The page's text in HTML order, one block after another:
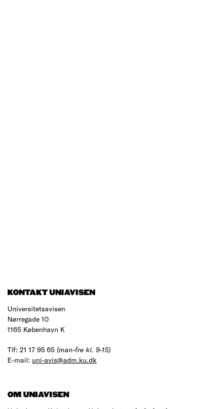
KONTAKT UNIAVISEN
Universitetsavisen
Nørregade 10
1165 København K
Tlf: 21 17 95 65 (man-fre kl. 9-15)
E-mail: uni-avis@adm.ku.dk
OM UNIAVISEN